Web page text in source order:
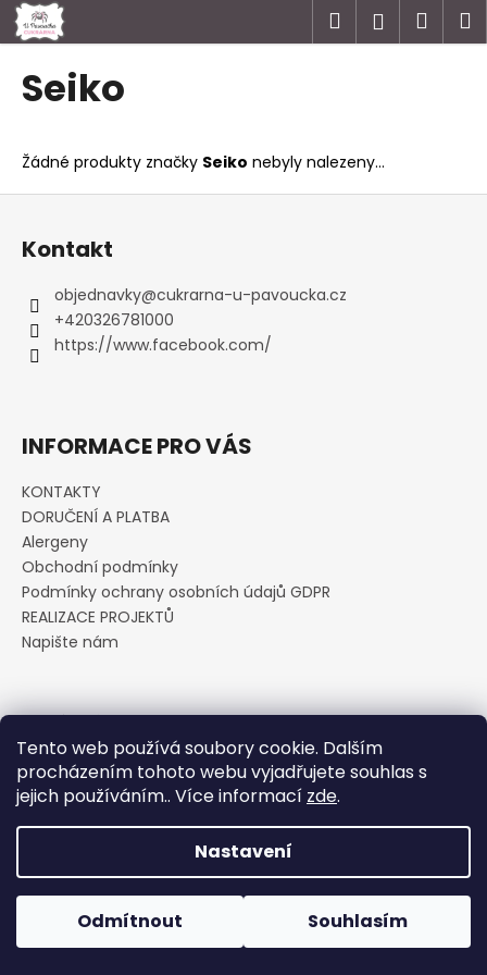
Tento web používá soubory cookie. Dalším
procházením tohoto webu vyjadřujete souhlas s
jejich používáním.. Více informací zde.
Nastavení
Odmítnout Souhlasím
Přejít
na
obsah
Hledat
Seiko
Žádné produkty značky Seiko nebyly nalezeny...
K
o
o
p
o
t
ř
b
u
t
e
n
a
j
í
t
?
HLEDAT
D
p
u
Z
Kontakt
objednavky@cukrarna-u-pavoucka.cz
+420326781000
https://www.facebook.com/
INFORMACE PRO VÁS
KONTAKTY
DORUČENÍ A PLATBA
Alergeny
Obchodní podmínky
Podmínky ochrany osobních údajů GDPR
REALIZACE PROJEKTŮ
Napište nám
Přijímáme online platby
Vytvořil Shoptet
Copyright 2026Cukrárna U Pavoučka. Všechna práva
vyhrazena.Upravit nastavení cookies